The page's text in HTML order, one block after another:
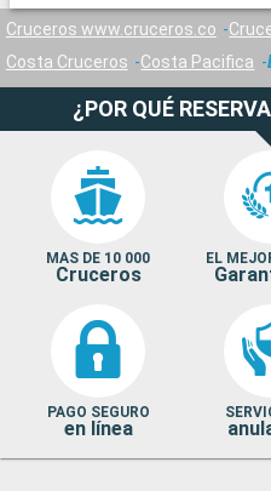
Cruceros www.cruceros.co
Costa Cruceros
Costa Pacifica
¿POR QUÉ
MAS DE 10 000
Cruceros
EL
PAGO SEGURO
en línea